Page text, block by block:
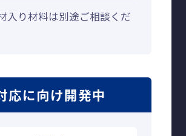
入り材料は別途ご相談くだ
応に向け開発中